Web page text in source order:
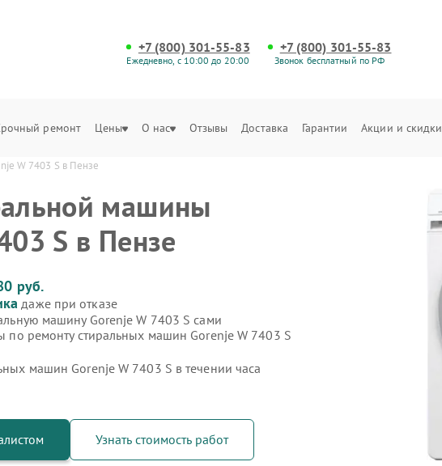
+7 (800) 301-55-83
Ежедневно, с 10:00 до 20:00
+7 (800) 301-55-83
Звонок бесплатный по РФ
ремонт Цены О нас Отзывы Доставка Гарантии Акции и скидки
W 7403 S в Пензе
машины
S в Пензе
руб.
даже при отказе
машину Gorenje W 7403 S сами
по ремонту стиральных машин Gorenje W 7403 S
машин Gorenje W 7403 S в течении часа
Узнать стоимость работ